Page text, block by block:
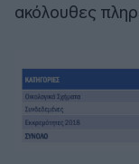
ακόλουθες